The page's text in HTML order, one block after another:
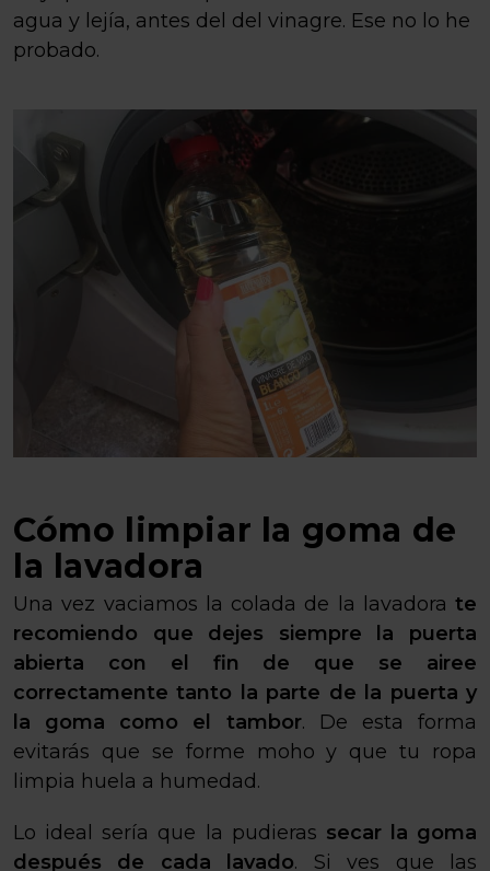
agua y lejía, antes del del vinagre. Ese no lo he
probado.
Cómo limpiar la goma de
la lavadora
Una vez vaciamos la colada de la lavadora te
recomiendo que dejes siempre la puerta
abierta con el fin de que se airee
correctamente tanto la parte de la puerta y
la goma como el tambor. De esta forma
evitarás que se forme moho y que tu ropa
limpia huela a humedad.
Lo ideal sería que la pudieras secar la goma
después de cada lavado. Si ves que las